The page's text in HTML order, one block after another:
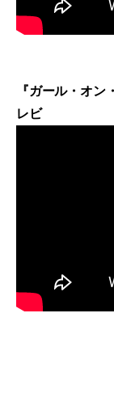
『ガール・オ
レビ